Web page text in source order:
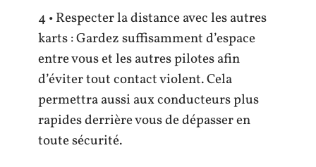
4 • Respecter la distance avec les autres
karts : Gardez suffisamment d’espace
entre vous et les autres pilotes afin
d’éviter tout contact violent. Cela
permettra aussi aux conducteurs plus
rapides derrière vous de dépasser en
toute sécurité.